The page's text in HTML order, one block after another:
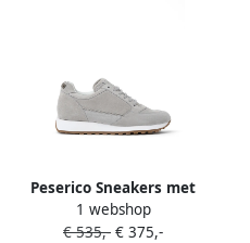
Peserico Sneakers met
vlakken Grijs
1 webshop
€ 535,- € 375,-